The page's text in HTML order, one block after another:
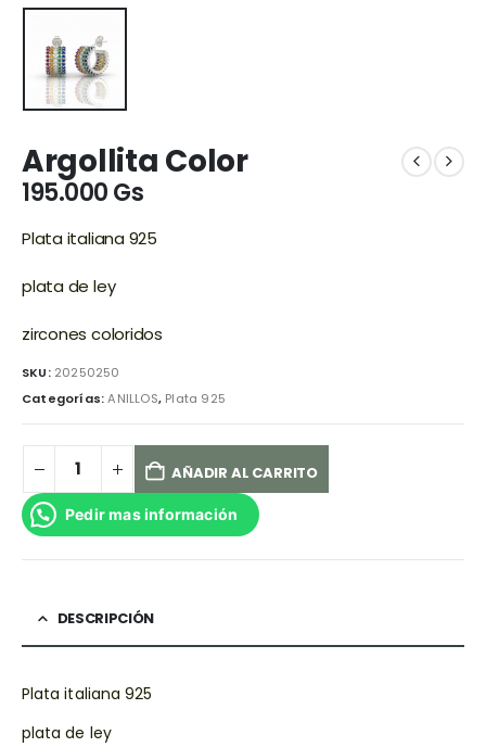
Argollita Color
195.000Gs
Plata italiana 925
plata de ley
zircones coloridos
SKU: 20250250
Categorías:ANILLOS, Plata 925
AÑADIR AL CARRITO
Pedir mas información
DESCRIPCIÓN
Plata italiana 925
plata de ley